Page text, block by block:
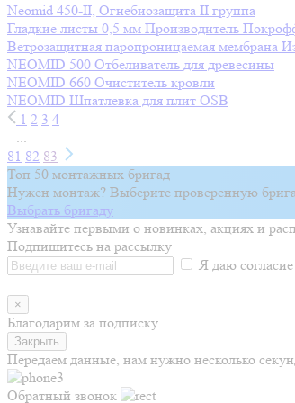
Neomid 450-II, Огнебиозащита II группа
Гладкие листы 0,5 мм Производитель
Ветрозащитная паропроницаемая мембрана
NEOMID 500 Отбеливатель для древесины
NEOMID 660 Очиститель кровли
NEOMID Шпатлевка для плит OSB
1 2 3 4
...
81 82 83
Топ 50 монтажных бригад
Нужен монтаж? Выберите проверенную
Выбрать бригаду
Узнавайте первыми о новинках, акциях и
Подпишитесь на рассылку
Я даю
×
Благодарим за подписку
Закрыть
Передаем данные, нам нужно несколько
Обратный звонок